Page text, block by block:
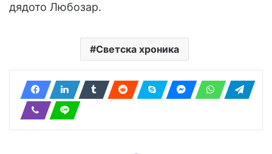
дядото Любозар.
Светска хроника